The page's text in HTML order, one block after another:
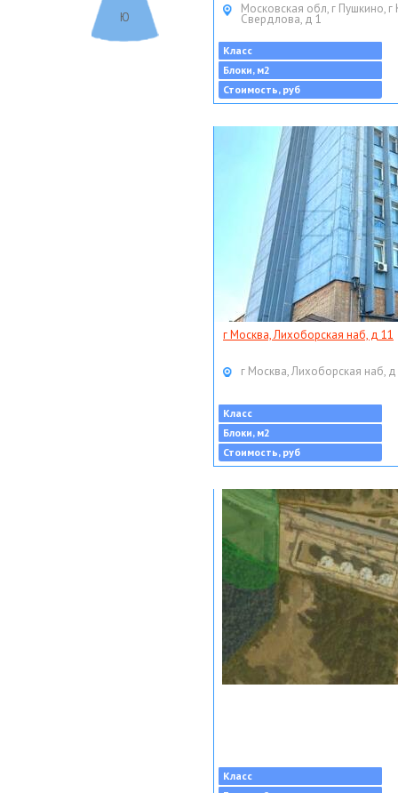
Ю
Московская обл, г Пушкино, г
Свердлова, д 1
Класс
Блоки, м2
Стоимость, руб
г Москва, Лихоборская наб, д 11
г Москва, Лихоборская наб,
Класс
Блоки, м2
Стоимость, руб
Класс